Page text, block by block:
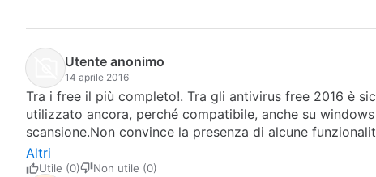
Utente anonimo
14 aprile 2016
Tra i free il più completo!. Tra gli antivirus free 2016 è
utilizzato ancora, perché compatibile, anche su
scansione.Non convince la presenza di alcune
installazione, personalizzata, quella che consiglio si
cui si può fare a meno
Altri
Utile (0) Non utile (0)